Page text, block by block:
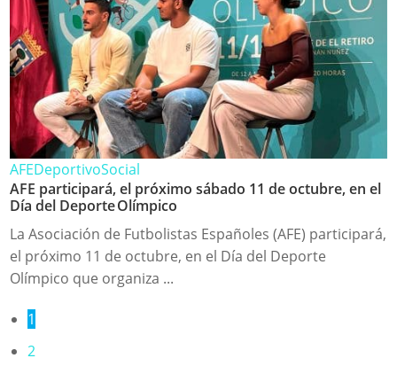
AFEDeportivoSocial
AFE participará, el próximo sábado 11 de octubre, en el
Día del Deporte Olímpico
La Asociación de Futbolistas Españoles (AFE) participará,
el próximo 11 de octubre, en el Día del Deporte
Olímpico que organiza ...
1
2